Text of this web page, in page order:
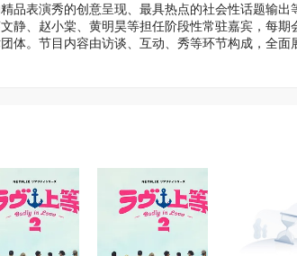
品表演秀的创意呈现、最具热点的社会性话题输出
静、赵小棠、黄明昊等担任阶段性常驻嘉宾，每期
体。节目内容由访谈、互动、秀等环节构成，全面